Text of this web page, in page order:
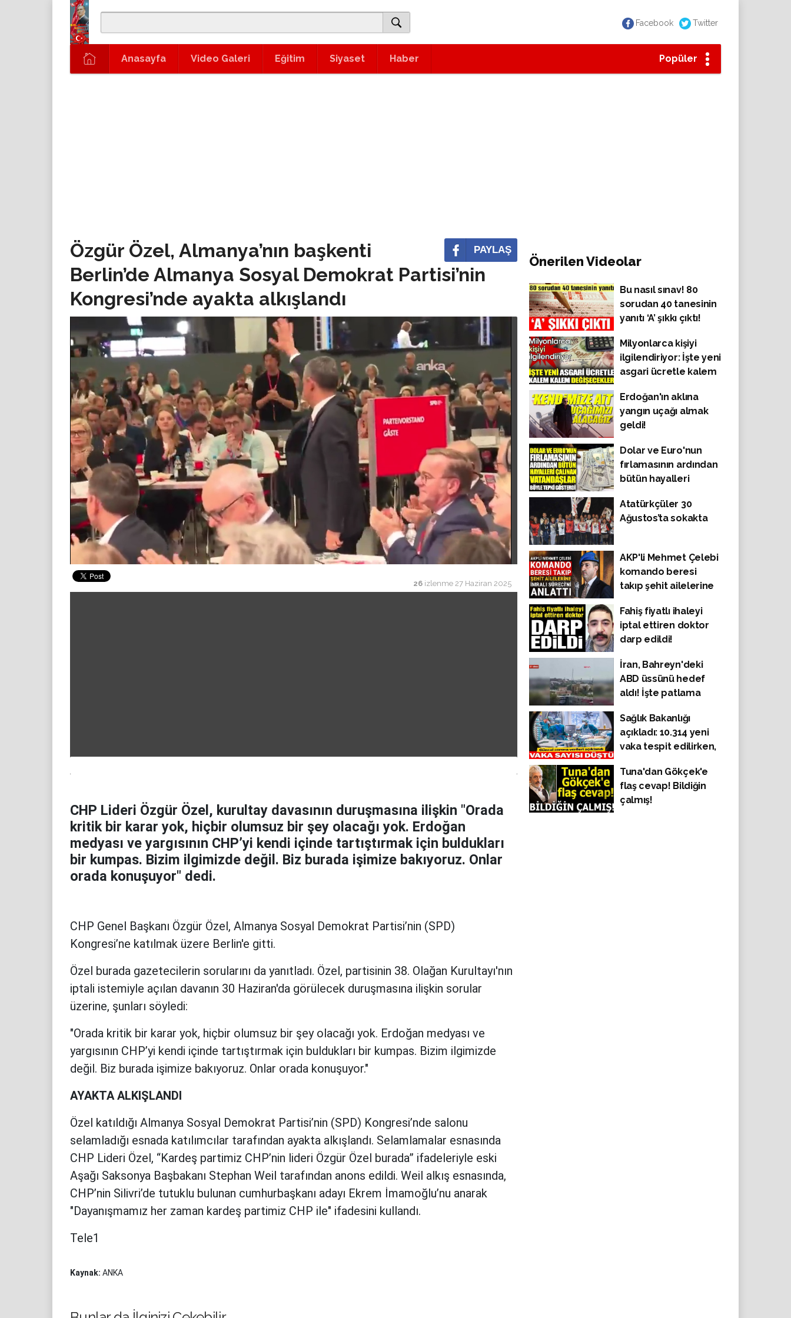
Facebook Twitter
Anasayfa Video Galeri Eğitim Siyaset Haber Popüler
PAYLAŞ
Özgür Özel, Almanya’nın başkenti
Berlin’de Almanya Sosyal Demokrat Partisi’nin
Kongresi’nde ayakta alkışlandı
00:20 / 00:54
26 izlenme 27 Haziran 2025
CHP Lideri Özgür Özel, kurultay davasının duruşmasına ilişkin "Orada
kritik bir karar yok, hiçbir olumsuz bir şey olacağı yok. Erdoğan
medyası ve yargısının CHP’yi kendi içinde tartıştırmak için buldukları
bir kumpas. Bizim ilgimizde değil. Biz burada işimize bakıyoruz. Onlar
orada konuşuyor" dedi.
CHP Genel Başkanı Özgür Özel, Almanya Sosyal Demokrat Partisi’nin (SPD)
Kongresi’ne katılmak üzere Berlin'e gitti.
Özel burada gazetecilerin sorularını da yanıtladı. Özel, partisinin 38. Olağan Kurultayı'nın
iptali istemiyle açılan davanın 30 Haziran'da görülecek duruşmasına ilişkin sorular
üzerine, şunları söyledi:
"Orada kritik bir karar yok, hiçbir olumsuz bir şey olacağı yok. Erdoğan medyası ve
yargısının CHP’yi kendi içinde tartıştırmak için buldukları bir kumpas. Bizim ilgimizde
değil. Biz burada işimize bakıyoruz. Onlar orada konuşuyor."
AYAKTA ALKIŞLANDI
Özel katıldığı Almanya Sosyal Demokrat Partisi’nin (SPD) Kongresi’nde salonu
selamladığı esnada katılımcılar tarafından ayakta alkışlandı. Selamlamalar esnasında
CHP Lideri Özel, “Kardeş partimiz CHP’nin lideri Özgür Özel burada” ifadeleriyle eski
Aşağı Saksonya Başbakanı Stephan Weil tarafından anons edildi. Weil alkış esnasında,
CHP’nin Silivri’de tutuklu bulunan cumhurbaşkanı adayı Ekrem İmamoğlu’nu anarak
"Dayanışmamız her zaman kardeş partimiz CHP ile" ifadesini kullandı.
Tele1
Kaynak: ANKA
Önerilen Videolar
Bu nasıl sınav! 80
sorudan 40 tanesinin
yanıtı ‘A’ şıkkı çıktı!
Milyonlarca kişiyi
ilgilendiriyor: İşte yeni
asgari ücretle kalem
Erdoğan'ın aklına
yangın uçağı almak
geldi!
Dolar ve Euro'nun
fırlamasının ardından
bütün hayalleri
böyle tepki gösterdi!
Atatürkçüler 30
Ağustos’ta sokakta
AKP'li Mehmet Çelebi
komando beresi
takıp şehit ailelerine
Fahiş fiyatlı ihaleyi
iptal ettiren doktor
darp edildi!
İran, Bahreyn'deki
ABD üssünü hedef
aldı! İşte patlama
görüntüler
Sağlık Bakanlığı
açıkladı: 10.314 yeni
vaka tespit edilirken,
kaybetti, 14.332 kişi
sağlığına kavuştu!
Tuna'dan Gökçek'e
flaş cevap! Bildiğin
çalmış!